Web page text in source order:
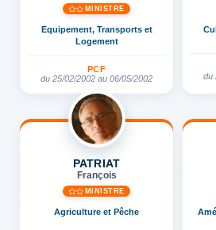
MINISTRE
Equipement, Transports et
Logement
PCF
du 25/02/2002 au 06/05/2002
du
PATRIAT
François
MINISTRE
Agriculture et Pêche